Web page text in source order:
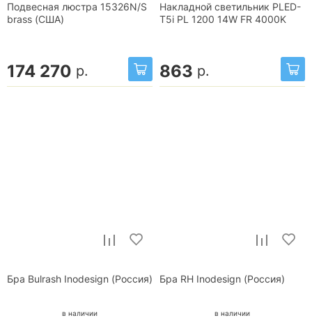
Подвесная люстра 15326N/S
brass (США)
174 270 р.
Накладной светильник PLED-
T5i PL 1200 14W FR 4000K
863 р.
Бра Bulrash Inodesign (Россия)
в наличии
Бра RH Inodesign (Россия)
в наличии